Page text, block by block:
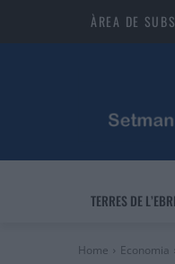
ÀREA DE
TERRES DE
Home Economia